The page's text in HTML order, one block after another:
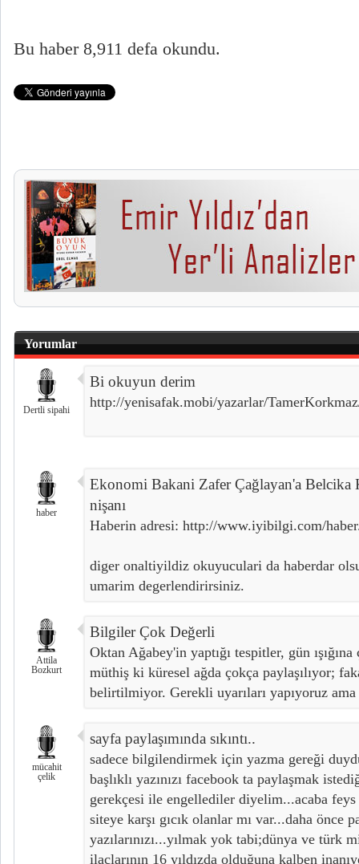
Bu haber 8,911 defa okundu.
Yorumlar
Dertli sipahi
Bi okuyun derim
http://yenisafak.mobi/yazarlar/
haber
Ekonomi Bakani Zafer Çağlayan'a
nişanı
Haberin adresi: http://www.iyibilgi.com/
diger onaltiyildiz okuyuculari da haberdar
umarim degerlendirirsiniz.
Attila
Bozkurt
Bilgiler Çok Değerli
Oktan Ağabey'in yaptığı tespitler, gün
müthiş ki küresel ağda çokça paylaşılıyor;
belirtilmiyor. Gerekli uyarıları yapıyoruz
mücahit
çelik
sayfa paylaşımında sıkıntı..
sadece bilgilendirmek için yazma gereği
başlıklı yazınızı facebook ta paylaşmak
gerekçesi ile engellediler diyelim...acaba
siteye karşı gıcık olanlar mı var...daha önce
yazılarınızı...yılmak yok tabi;dünya ve türk
ilaçlarının 16 yıldızda olduğuna kalben